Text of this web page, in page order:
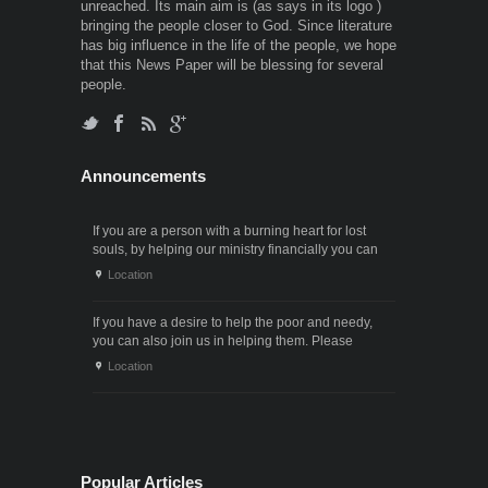
unreached. Its main aim is (as says in its logo )
bringing the people closer to God. Since literature
has big influence in the life of the people, we hope
that this News Paper will be blessing for several
people.
Announcements
If you are a person with a burning heart for lost
souls, by helping our ministry financially you can
also participate in the ministry of winning souls for
Location
If you have a desire to help the poor and needy,
you can also join us in helping them. Please
contact us through the following phone numbers.x .
Location
Popular Articles